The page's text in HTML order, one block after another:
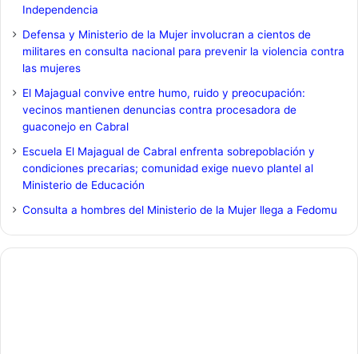
Independencia
Defensa y Ministerio de la Mujer involucran a cientos de
militares en consulta nacional para prevenir la violencia contra
las mujeres
El Majagual convive entre humo, ruido y preocupación:
vecinos mantienen denuncias contra procesadora de
guaconejo en Cabral
Escuela El Majagual de Cabral enfrenta sobrepoblación y
condiciones precarias; comunidad exige nuevo plantel al
Ministerio de Educación
Consulta a hombres del Ministerio de la Mujer llega a Fedomu